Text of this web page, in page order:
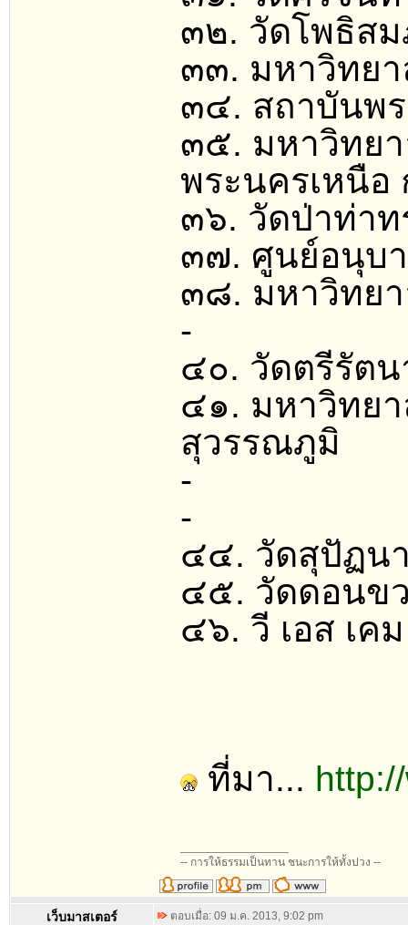
๓๒. วัดโพธิส
๓๓. มหาวิทยา
๓๔. สถาบันพร
๓๕. มหาวิทยา
พระนครเหนือ
๓๖. วัดป่าท่า
๓๗. ศูนย์อนุบ
๓๘. มหาวิทย
-
๔๐. วัดตรีรัตน
๔๑. มหาวิทย
สุวรรณภูมิ
-
-
๔๔. วัดสุปัฏน
๔๕. วัดดอนข
๔๖. วี เอส เค
ที่มา...
-- การให้ธรรมเป็นทาน ชนะการให้ทั้งปวง --
เว็บมาสเตอร์ ตอบเมื่อ: 09 ม.ค. 2013, 9:02 pm